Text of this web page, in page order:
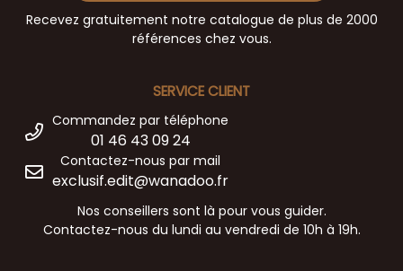
Recevez gratuitement notre catalogue de plus de 2000
références chez vous.
SERVICE CLIENT
Commandez par téléphone
01 46 43 09 24
Contactez-nous par mail
exclusif.edit@wanadoo.fr
Nos conseillers sont là pour vous guider.
Contactez-nous du lundi au vendredi de 10h à 19h.